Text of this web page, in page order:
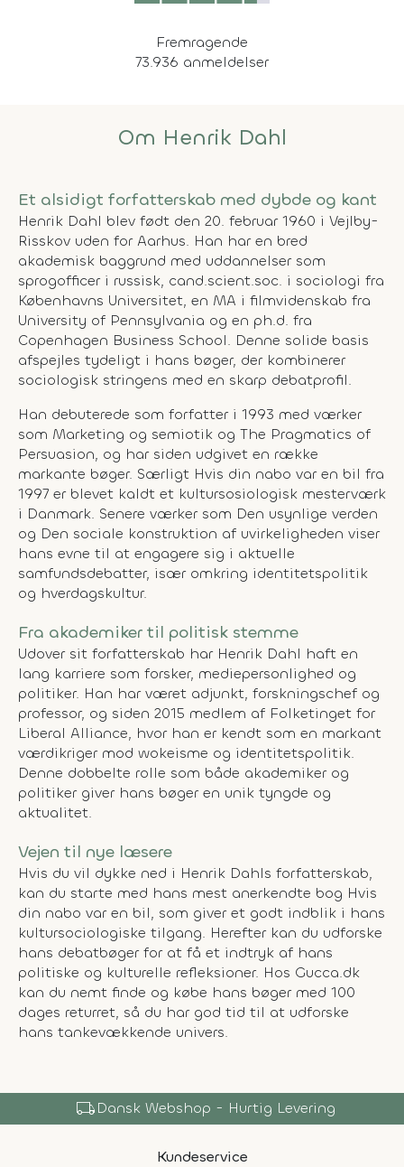
Fremragende
73.936 anmeldelser
Om Henrik Dahl
Et alsidigt forfatterskab med dybde og kant
Henrik Dahl blev født den 20. februar 1960 i Vejlby-
Risskov uden for Aarhus. Han har en bred
akademisk baggrund med uddannelser som
sprogofficer i russisk, cand.scient.soc. i sociologi fra
Københavns Universitet, en MA i filmvidenskab fra
University of Pennsylvania og en ph.d. fra
Copenhagen Business School. Denne solide basis
afspejles tydeligt i hans bøger, der kombinerer
sociologisk stringens med en skarp debatprofil.
Han debuterede som forfatter i 1993 med værker
som Marketing og semiotik og The Pragmatics of
Persuasion, og har siden udgivet en række
markante bøger. Særligt Hvis din nabo var en bil fra
1997 er blevet kaldt et kultursosiologisk mesterværk
i Danmark. Senere værker som Den usynlige verden
og Den sociale konstruktion af uvirkeligheden viser
hans evne til at engagere sig i aktuelle
samfundsdebatter, især omkring identitetspolitik
og hverdagskultur.
Fra akademiker til politisk stemme
Udover sit forfatterskab har Henrik Dahl haft en
lang karriere som forsker, mediepersonlighed og
politiker. Han har været adjunkt, forskningschef og
professor, og siden 2015 medlem af Folketinget for
Liberal Alliance, hvor han er kendt som en markant
værdikriger mod wokeisme og identitetspolitik.
Denne dobbelte rolle som både akademiker og
politiker giver hans bøger en unik tyngde og
aktualitet.
Vejen til nye læsere
Hvis du vil dykke ned i Henrik Dahls forfatterskab,
kan du starte med hans mest anerkendte bog Hvis
din nabo var en bil, som giver et godt indblik i hans
kultursociologiske tilgang. Herefter kan du udforske
hans debatbøger for at få et indtryk af hans
politiske og kulturelle refleksioner. Hos Gucca.dk
kan du nemt finde og købe hans bøger med 100
dages returret, så du har god tid til at udforske
hans tankevækkende univers.
local_shippingDansk Webshop - Hurtig Levering
Kundeservice